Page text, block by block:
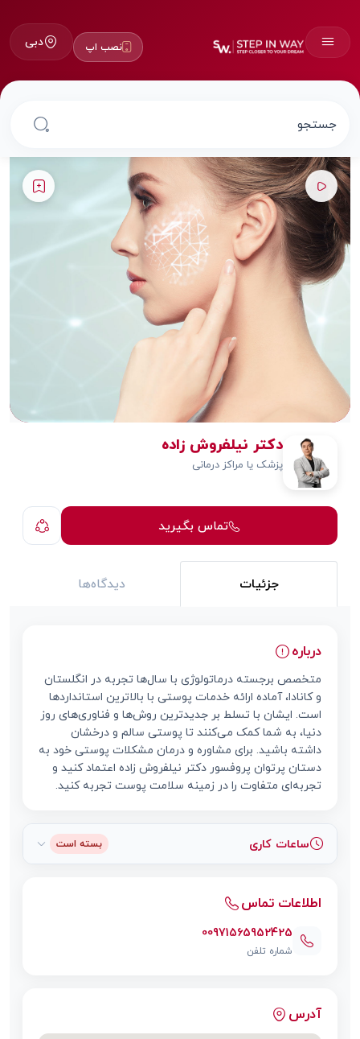
نصب اپ دبی
دکتر نیلفروش زاده
پزشک یا مراکز درمانی
تماس بگیرید
جزئیات دیدگاه‌ها
درباره
متخصص برجسته درماتولوژی با سال‌ها تجربه در انگلستان
و کانادا، آماده ارائه خدمات پوستی با بالاترین استانداردها
است. ایشان با تسلط بر جدیدترین روش‌ها و فناوری‌های روز
دنیا، به شما کمک می‌کنند تا پوستی سالم و درخشان
داشته باشید. برای مشاوره و درمان مشکلات پوستی خود به
دستان پرتوان پروفسور دکتر نیلفروش زاده اعتماد کنید و
تجربه‌ای متفاوت را در زمینه سلامت پوست تجربه کنید.
ساعات کاری بسته است
اطلاعات تماس
00971565952425
شماره تلفن
آدرس